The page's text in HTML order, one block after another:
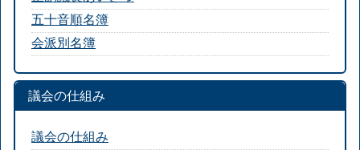
五十音順名簿
会派別名簿
議会の仕組み
議会の仕組み